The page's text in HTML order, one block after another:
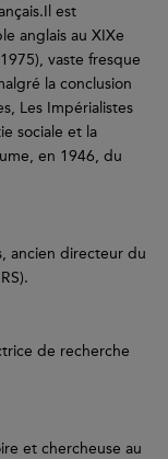
est
anglais au XIXe
vaste fresque
la conclusion
Les Impérialistes
sociale et la
en 1946, du
ancien directeur du
de recherche
et chercheuse au